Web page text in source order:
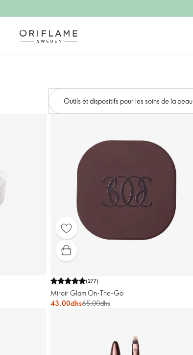
Outils et dispositifs pour les soins de la peau
(277)
Miroir Glam On-The-Go
43,00dhs65,00dhs